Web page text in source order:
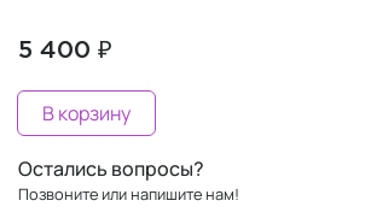
5 400 ₽
В корзину
Остались вопросы?
Позвоните или напишите нам!